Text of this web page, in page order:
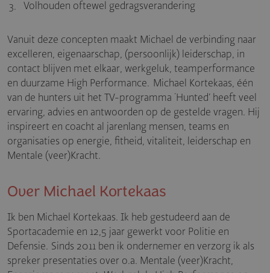
Volhouden oftewel gedragsverandering
Vanuit deze concepten maakt Michael de verbinding naar
excelleren, eigenaarschap, (persoonlijk) leiderschap, in
contact blijven met elkaar, werkgeluk, teamperformance
en duurzame High Performance. Michael Kortekaas, één
van de hunters uit het TV-programma ‘Hunted’ heeft veel
ervaring, advies en antwoorden op de gestelde vragen. Hij
inspireert en coacht al jarenlang mensen, teams en
organisaties op energie, fitheid, vitaliteit, leiderschap en
Mentale (veer)Kracht.
Over Michael Kortekaas
Ik ben Michael Kortekaas. Ik heb gestudeerd aan de
Sportacademie en 12,5 jaar gewerkt voor Politie en
Defensie. Sinds 2011 ben ik ondernemer en verzorg ik als
spreker presentaties over o.a. Mentale (veer)Kracht,